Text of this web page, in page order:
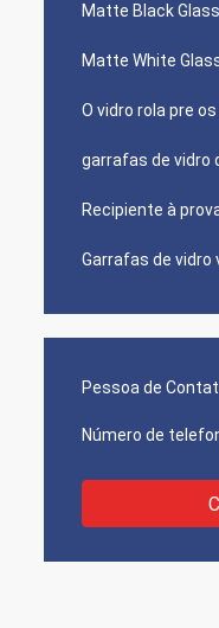
Matte Black
Matte White
O vidro rola pre
garrafas de vidro
Recipiente à
Garrafas de vidro
Pessoa de
Número de